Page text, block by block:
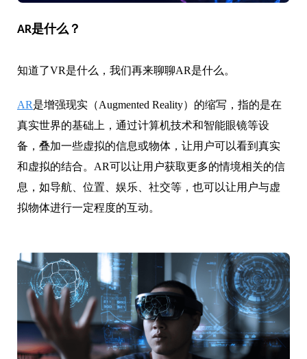
AR是什么？
知道了VR是什么，我们再来聊聊AR是什么。
AR是增强现实（Augmented Reality）的缩写，指的是在
真实世界的基础上，通过计算机技术和智能眼镜等设
备，叠加一些虚拟的信息或物体，让用户可以看到真实
和虚拟的结合。AR可以让用户获取更多的情境相关的信
息，如导航、位置、娱乐、社交等，也可以让用户与虚
拟物体进行一定程度的互动。